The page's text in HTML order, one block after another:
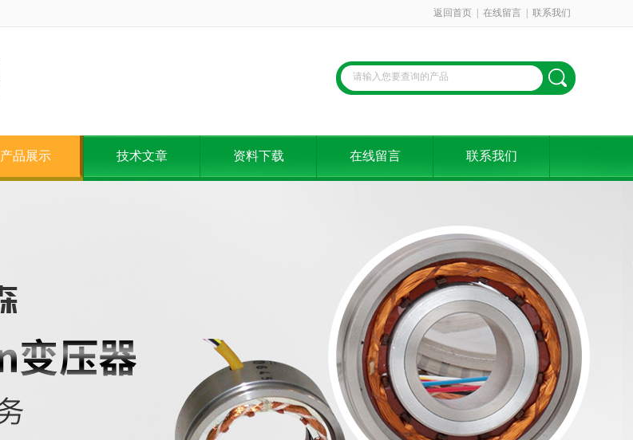
返回首页 在线留言 联系我们
产品展示 技术文章 资料下载 在线留言 联系我们